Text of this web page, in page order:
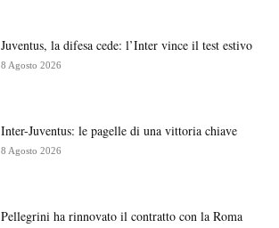
Juventus, la difesa cede: l’Inter vince il test estivo
8 Agosto 2026
Inter-Juventus: le pagelle di una vittoria chiave
8 Agosto 2026
Pellegrini ha rinnovato il contratto con la Roma